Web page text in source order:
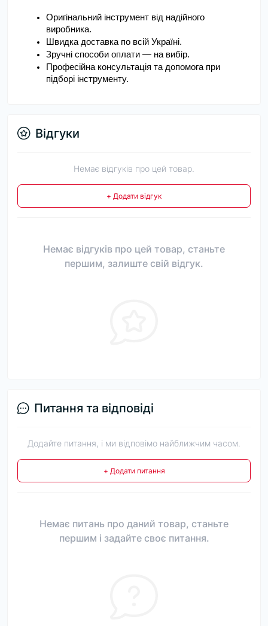
Оригінальний інструмент від надійного
виробника.
Швидка доставка по всій Україні.
Зручні способи оплати — на вибір.
Професійна консультація та допомога при
підборі інструменту.
Відгуки
Немає відгуків про цей товар.
+ Додати відгук
Немає відгуків про цей товар, станьте
першим, залиште свій відгук.
Питання та відповіді
Додайте питання, і ми відповімо найближчим часом.
+ Додати питання
Немає питань про даний товар, станьте
першим і задайте своє питання.